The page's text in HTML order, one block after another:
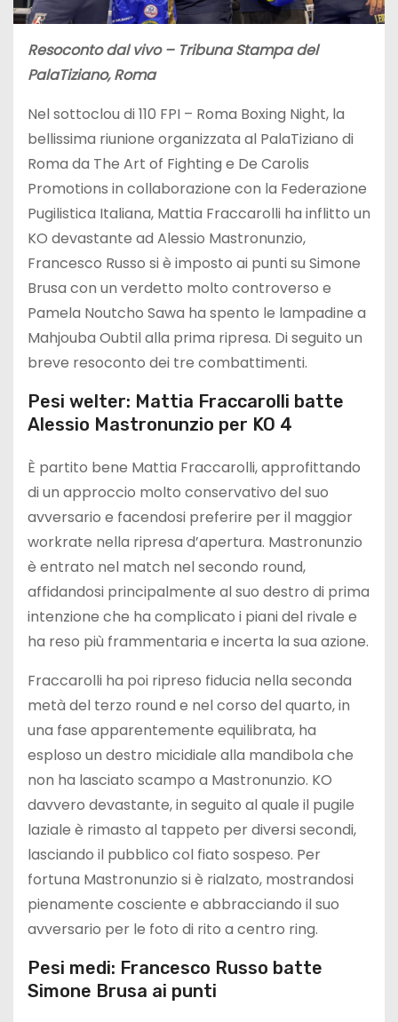
Resoconto dal vivo – Tribuna Stampa del
PalaTiziano, Roma
Nel sottoclou di 110 FPI – Roma Boxing Night, la
bellissima riunione organizzata al PalaTiziano di
Roma da The Art of Fighting e De Carolis
Promotions in collaborazione con la Federazione
Pugilistica Italiana, Mattia Fraccarolli ha inflitto un
KO devastante ad Alessio Mastronunzio,
Francesco Russo si è imposto ai punti su Simone
Brusa con un verdetto molto controverso e
Pamela Noutcho Sawa ha spento le lampadine a
Mahjouba Oubtil alla prima ripresa. Di seguito un
breve resoconto dei tre combattimenti.
Pesi welter: Mattia Fraccarolli batte
Alessio Mastronunzio per KO 4
È partito bene Mattia Fraccarolli, approfittando
di un approccio molto conservativo del suo
avversario e facendosi preferire per il maggior
workrate nella ripresa d’apertura. Mastronunzio
è entrato nel match nel secondo round,
affidandosi principalmente al suo destro di prima
intenzione che ha complicato i piani del rivale e
ha reso più frammentaria e incerta la sua azione.
Fraccarolli ha poi ripreso fiducia nella seconda
metà del terzo round e nel corso del quarto, in
una fase apparentemente equilibrata, ha
esploso un destro micidiale alla mandibola che
non ha lasciato scampo a Mastronunzio. KO
davvero devastante, in seguito al quale il pugile
laziale è rimasto al tappeto per diversi secondi,
lasciando il pubblico col fiato sospeso. Per
fortuna Mastronunzio si è rialzato, mostrandosi
pienamente cosciente e abbracciando il suo
avversario per le foto di rito a centro ring.
Pesi medi: Francesco Russo batte
Simone Brusa ai punti